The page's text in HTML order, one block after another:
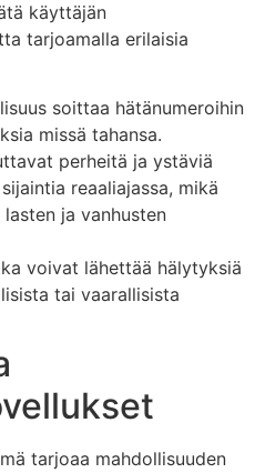
käyttäjän
tarjoamalla erilaisia
soittaa hätänumeroihin
missä tahansa.
perheitä ja ystäviä
reaaliajassa, mikä
ja vanhusten
voivat lähettää hälytyksiä
tai vaarallisista
tarjoaa mahdollisuuden